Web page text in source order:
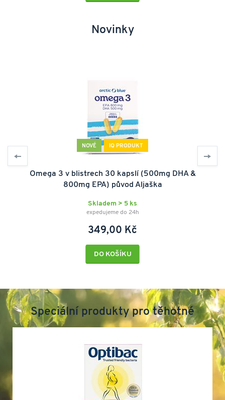
Novinky
NOVÉ IQ PRODUKT
Omega 3 v blistrech 30 kapslí (500mg DHA &
800mg EPA) původ Aljaška
Skladem > 5 ks
expedujeme do 24h
349,00 Kč
DO KOŠÍKU
Speciální produkty pro těhotné